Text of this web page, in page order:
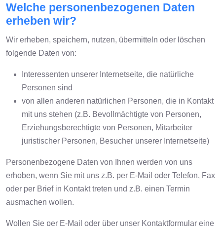
Welche personenbezogenen Daten
erheben wir?
Wir erheben, speichern, nutzen, übermitteln oder löschen
folgende Daten von:
Interessenten unserer Internetseite, die natürliche
Personen sind
von allen anderen natürlichen Personen, die in Kontakt
mit uns stehen (z.B. Bevollmächtigte von Personen,
Erziehungsberechtigte von Personen, Mitarbeiter
juristischer Personen, Besucher unserer Internetseite)
Personenbezogene Daten von Ihnen werden von uns
erhoben, wenn Sie mit uns z.B. per E-Mail oder Telefon, Fax
oder per Brief in Kontakt treten und z.B. einen Termin
ausmachen wollen.
Wollen Sie per E-Mail oder über unser Kontaktformular eine